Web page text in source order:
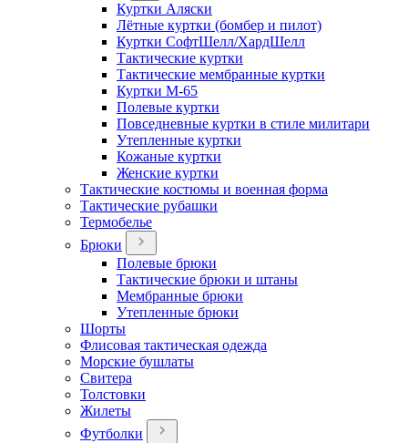
Куртки Аляски
Лётные куртки (бомбер и пилот)
Куртки СофтШелл/ХардШелл
Тактические куртки
Тактические мембранные куртки
Куртки М-65
Полевые куртки
Повседневные куртки в стиле милитари
Утепленные куртки
Кожаные куртки
Женские куртки
Тактические костюмы и военная форма
Тактические рубашки
Термобелье
Брюки
Полевые брюки
Тактические брюки и штаны
Мембранные брюки
Утепленные брюки
Шорты
Флисовая тактическая одежда
Морские бушлаты
Свитера
Толстовки
Жилеты
Футболки